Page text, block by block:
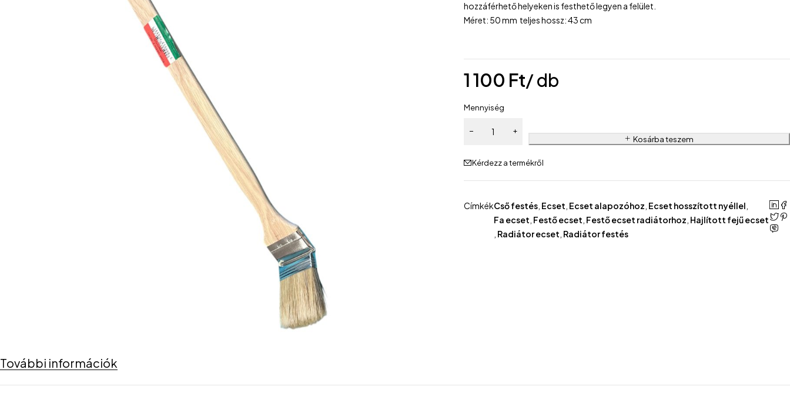
hozzáférhető helyeken is festhető legyen a felület.
Méret: 50 mm teljes hossz: 43 cm
1 100 Ft/ db
Mennyiség
Kosárba teszem
Kérdezz a termékről
CímkékCső festés Ecset Ecset alapozóhoz Ecset hosszított nyéllel
Fa ecset Festő ecset Festő ecset radiátorhoz Hajlított fejű ecset
Radiátor ecset Radiátor festés
További információk